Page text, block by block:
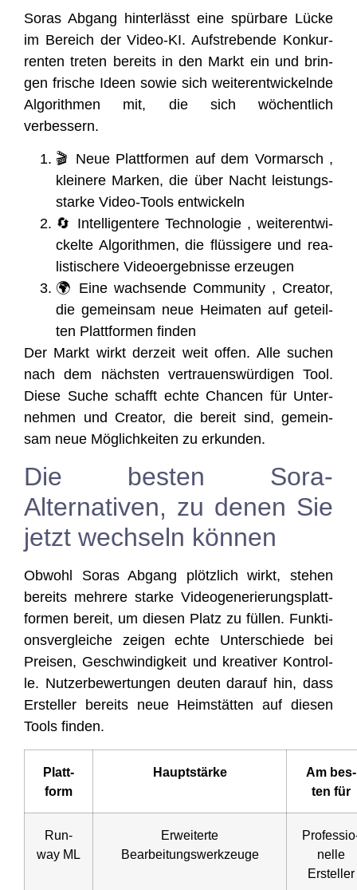
Soras Abgang hin­ter­lässt eine spür­ba­re Lücke
im Bereich der Video-KI. Auf­stre­ben­de Kon­kur­
ren­ten tre­ten bereits in den Markt ein und brin­
gen fri­sche Ideen sowie sich wei­ter­ent­wi­ckeln­de
Algo­rith­men mit, die sich wöchent­lich
verbessern.
🎬 Neue Platt­for­men auf dem Vor­marsch ,
klei­ne­re Mar­ken, die über Nacht leis­tungs­
star­ke Video-Tools entwickeln
🔄 Intel­li­gen­te­re Tech­no­lo­gie , wei­ter­ent­wi­
ckel­te Algo­rith­men, die flüs­si­ge­re und rea­
lis­ti­sche­re Video­er­geb­nis­se erzeugen
🌍 Eine wach­sen­de Com­mu­ni­ty , Crea­tor,
die gemein­sam neue Hei­ma­ten auf geteil­
ten Platt­for­men finden
Der Markt wirkt der­zeit weit offen. Alle suchen
nach dem nächs­ten ver­trau­ens­wür­di­gen Tool.
Die­se Suche schafft ech­te Chan­cen für Unter­
neh­men und Crea­tor, die bereit sind, gemein­
sam neue Mög­lich­kei­ten zu erkunden.
Die besten Sora-
Alternativen, zu denen Sie
jetzt wechseln können
Obwohl Soras Abgang plötz­lich wirkt, ste­hen
bereits meh­re­re star­ke Video­ge­ne­rie­rungs­platt­
for­men bereit, um die­sen Platz zu fül­len. Funk­ti­
ons­ver­glei­che zei­gen ech­te Unter­schie­de bei
Prei­sen, Geschwin­dig­keit und krea­ti­ver Kon­trol­
le. Nut­zer­be­wer­tun­gen deu­ten dar­auf hin, dass
Erstel­ler bereits neue Heim­stät­ten auf die­sen
Tools finden.
Platt­
form
Haupt­stär­ke
Am bes­
ten für
Run­
way ML
Erwei­ter­te
Bearbeitungswerkzeuge
nel­le
Ersteller